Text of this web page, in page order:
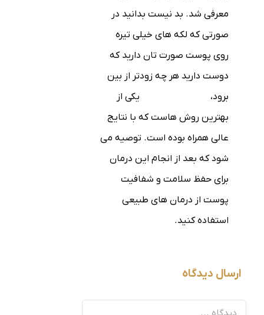
معرفی شد. بد نیست بدانید در
صورتی که لکه های خیلی تیره
روی پوست صورت تان دارید که
دوست دارید هر چه زودتر از بین
برود،
یکی از
بهترین روش هاست که با نتایج
عالی همراه بوده است. توصیه می
شود که بعد از انجام این درمان
برای حفظ سلامت و شفافیت
پوست از درمان های طبیعی
استفاده کنید.
ارسال دیدگاه
دیدگاه